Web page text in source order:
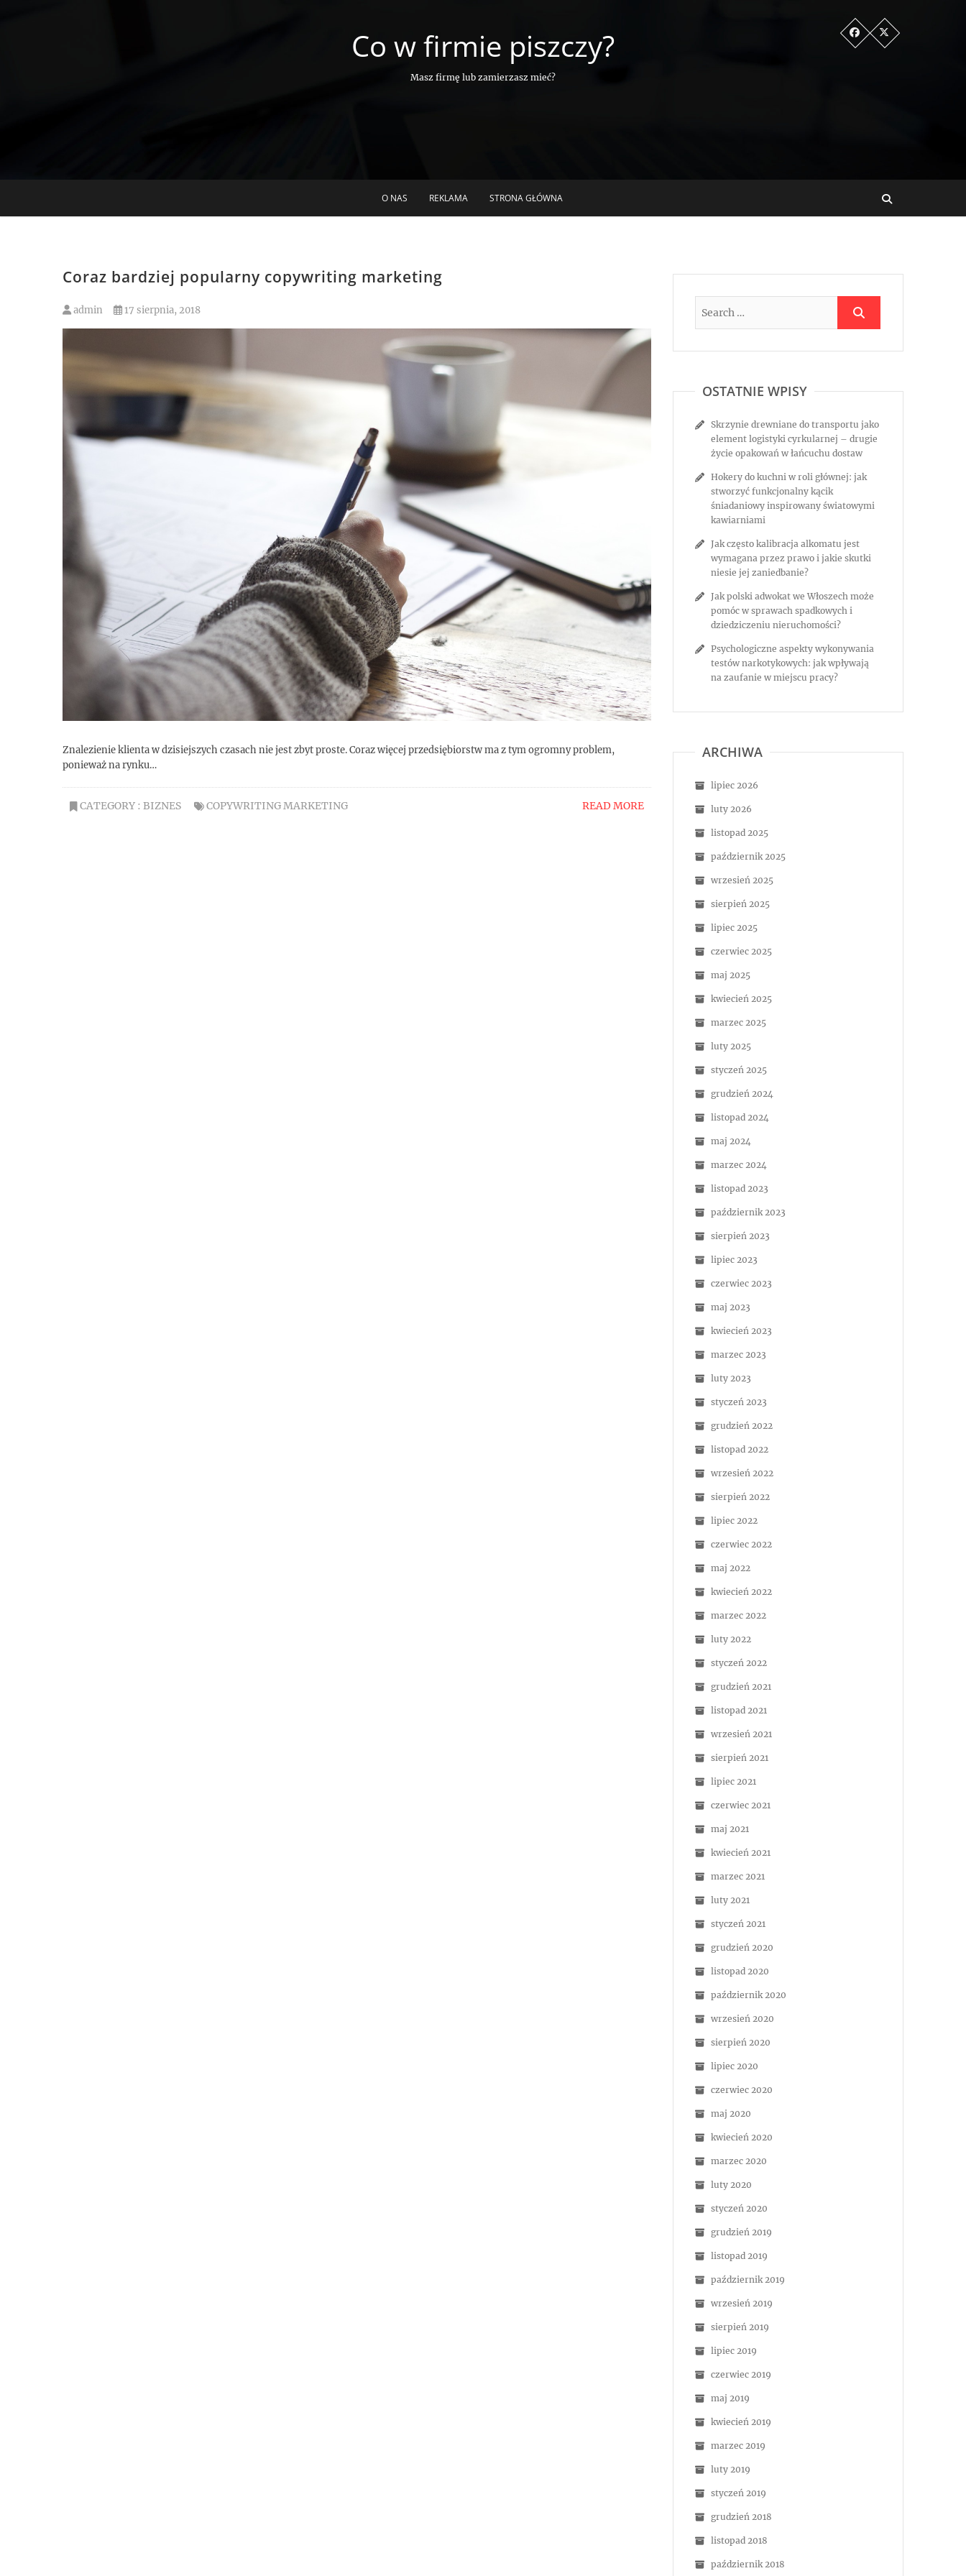
Co w firmie piszczy?
Masz firmę lub zamierzasz mieć?
O NAS REKLAMA STRONA GŁÓWNA
Coraz bardziej popularny copywriting marketing
admin 17 sierpnia, 2018
Znalezienie klienta w dzisiejszych czasach nie jest zbyt proste. Coraz więcej przedsiębiorstw ma z tym ogromny problem,
ponieważ na rynku…
CATEGORY : BIZNES COPYWRITING MARKETING READ MORE
OSTATNIE WPISY
Skrzynie drewniane do transportu jako
element logistyki cyrkularnej – drugie
życie opakowań w łańcuchu dostaw
Hokery do kuchni w roli głównej: jak
stworzyć funkcjonalny kącik
śniadaniowy inspirowany światowymi
kawiarniami
Jak często kalibracja alkomatu jest
wymagana przez prawo i jakie skutki
niesie jej zaniedbanie?
Jak polski adwokat we Włoszech może
pomóc w sprawach spadkowych i
dziedziczeniu nieruchomości?
Psychologiczne aspekty wykonywania
testów narkotykowych: jak wpływają
na zaufanie w miejscu pracy?
ARCHIWA
lipiec 2026
luty 2026
listopad 2025
październik 2025
wrzesień 2025
sierpień 2025
lipiec 2025
czerwiec 2025
maj 2025
kwiecień 2025
marzec 2025
luty 2025
styczeń 2025
grudzień 2024
listopad 2024
maj 2024
marzec 2024
listopad 2023
październik 2023
sierpień 2023
lipiec 2023
czerwiec 2023
maj 2023
kwiecień 2023
marzec 2023
luty 2023
styczeń 2023
grudzień 2022
listopad 2022
wrzesień 2022
sierpień 2022
lipiec 2022
czerwiec 2022
maj 2022
kwiecień 2022
marzec 2022
luty 2022
styczeń 2022
grudzień 2021
listopad 2021
wrzesień 2021
sierpień 2021
lipiec 2021
czerwiec 2021
maj 2021
kwiecień 2021
marzec 2021
luty 2021
styczeń 2021
grudzień 2020
listopad 2020
październik 2020
wrzesień 2020
sierpień 2020
lipiec 2020
czerwiec 2020
maj 2020
kwiecień 2020
marzec 2020
luty 2020
styczeń 2020
grudzień 2019
listopad 2019
październik 2019
wrzesień 2019
sierpień 2019
lipiec 2019
czerwiec 2019
maj 2019
kwiecień 2019
marzec 2019
luty 2019
styczeń 2019
grudzień 2018
listopad 2018
październik 2018